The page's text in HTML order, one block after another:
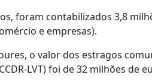
foram contabilizados 3,8
e empresas).
o valor dos estragos
LVT) foi de 32 milhões de